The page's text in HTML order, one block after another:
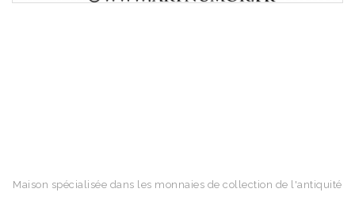
Maison spécialisée dans les monnaies de collection de l'antiquité